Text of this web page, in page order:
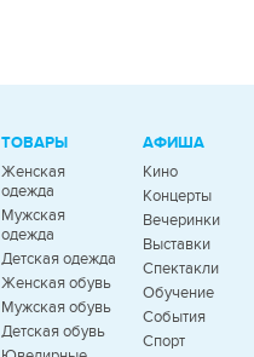
ТОВАРЫ
Женская
одежда
Мужская
одежда
Детская одежда
Женская обувь
Мужская обувь
Детская обувь
АФИША
Кино
Концерты
Вечеринки
Выставки
Спектакли
Обучение
События
Спорт